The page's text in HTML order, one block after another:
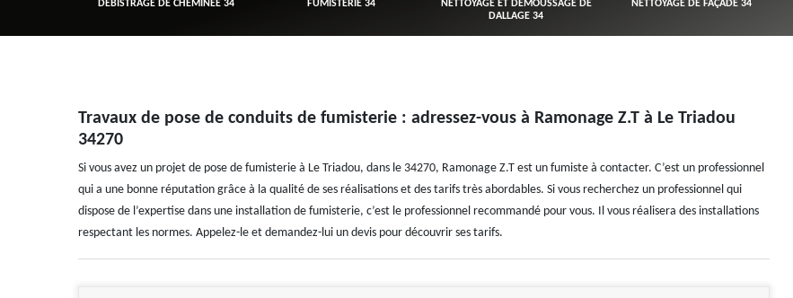
DÉBISTRAGE DE CHEMINÉE 34 FUMISTERIE 34
NETTOYAGE ET DÉMOUSSAGE DE
DALLAGE 34
NETTOYAGE DE FAÇADE 34
Travaux de pose de conduits de fumisterie : adressez-vous à Ramonage Z.T à Le Triadou
34270
Si vous avez un projet de pose de fumisterie à Le Triadou, dans le 34270, Ramonage Z.T est un fumiste à contacter. C’est un professionnel
qui a une bonne réputation grâce à la qualité de ses réalisations et des tarifs très abordables. Si vous recherchez un professionnel qui
dispose de l’expertise dans une installation de fumisterie, c’est le professionnel recommandé pour vous. Il vous réalisera des installations
respectant les normes. Appelez-le et demandez-lui un devis pour découvrir ses tarifs.